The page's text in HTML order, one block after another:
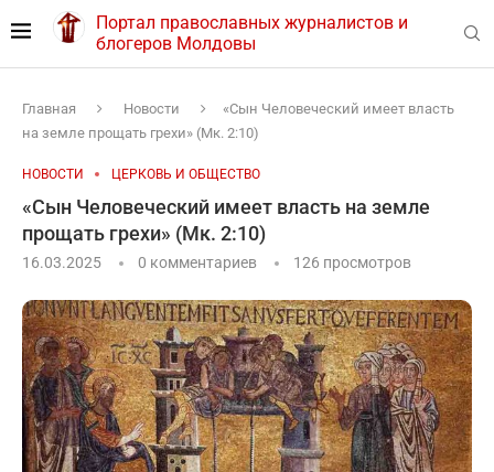
Портал православных журналистов и
блогеров Молдовы
Главная Новости
«Сын Человеческий имеет власть
на земле прощать грехи» (Мк. 2:10)
НОВОСТИ ЦЕРКОВЬ И ОБЩЕСТВО
«Сын Человеческий имеет власть на земле
прощать грехи» (Мк. 2:10)
16.03.2025 0 комментариев 126 просмотров